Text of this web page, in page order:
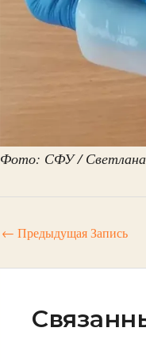
Фото: СФУ / Светлана
← Предыдущая Запись